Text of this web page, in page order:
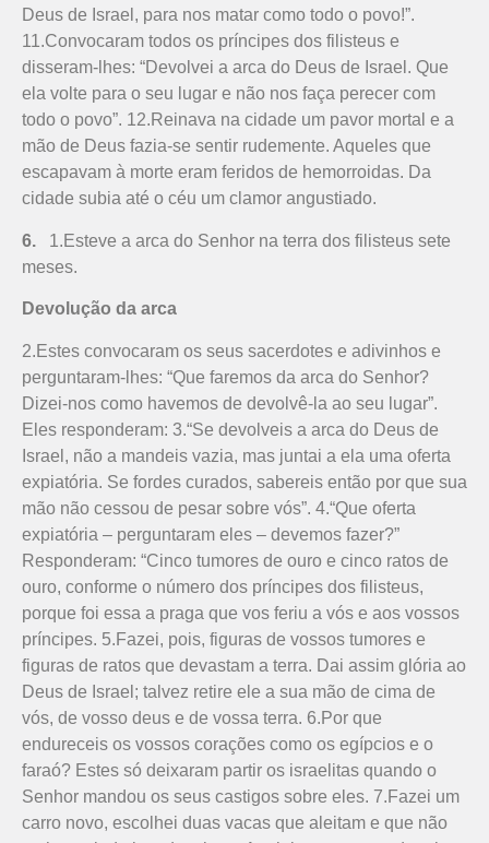
Deus de Israel, para nos matar como todo o povo!”.
11.Convocaram todos os príncipes dos filisteus e
disseram-lhes: “Devolvei a arca do Deus de Israel. Que
ela volte para o seu lugar e não nos faça perecer com
todo o povo”. 12.Reinava na cidade um pavor mortal e a
mão de Deus fazia-se sentir rudemente. Aqueles que
escapavam à morte eram feridos de hemorroidas. Da
cidade subia até o céu um clamor angustiado.
6. 1.Esteve a arca do Senhor na terra dos filisteus sete
meses.
Devolução da arca
2.Estes convocaram os seus sacerdotes e adivinhos e
perguntaram-lhes: “Que faremos da arca do Senhor?
Dizei-nos como havemos de devolvê-la ao seu lugar”.
Eles responderam: 3.“Se devolveis a arca do Deus de
Israel, não a mandeis vazia, mas juntai a ela uma oferta
expiatória. Se fordes curados, sabereis então por que sua
mão não cessou de pesar sobre vós”. 4.“Que oferta
expia­tó­ria – perguntaram eles – devemos fazer?”
Responderam: “Cinco tumores de ouro e cinco ratos de
ouro, conforme o número dos príncipes dos filisteus,
porque foi essa a praga que vos feriu a vós e aos vossos
príncipes. 5.Fazei, pois, figuras de vossos tumores e
figuras de ratos que devastam a terra. Dai assim glória ao
Deus de Israel; talvez retire ele a sua mão de cima de
vós, de vosso deus e de vossa terra. 6.Por que
endureceis os vossos corações como os egípcios e o
faraó? Estes só deixaram partir os israelitas quando o
Senhor mandou os seus castigos sobre eles. 7.Fazei um
carro novo, escolhei duas vacas que aleitam e que não